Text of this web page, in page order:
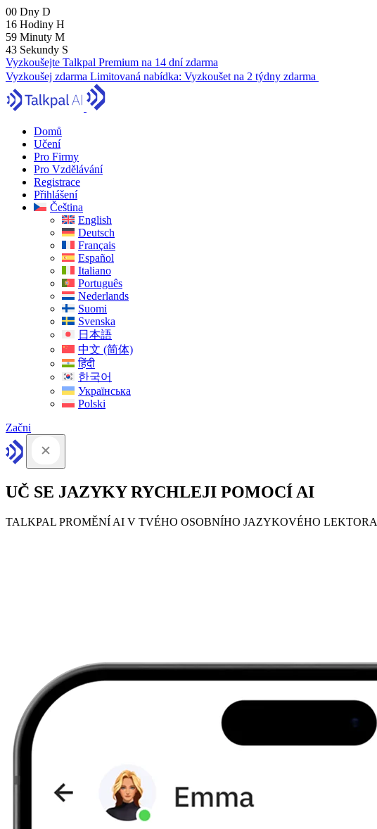
00 Dny D
16 Hodiny H
59 Minuty M
42 Sekundy S
Vyzkoušejte Talkpal Premium na 14 dní zdarma
Vyzkoušej zdarma Limitovaná nabídka: Vyzkoušet na 2 týdny zdarma
Domů
Učení
Pro Firmy
Pro Vzdělávání
Registrace
Přihlášení
Čeština
English
Deutsch
Français
Español
Italiano
Português
Nederlands
Suomi
Svenska
日本語
中文 (简体)
हिंदी
한국어
Українська
Polski
Začni
UČ SE JAZYKY RYCHLEJI POMOCÍ AI
TALKPAL PROMĚNÍ AI V TVÉHO OSOBNÍHO JAZYKOVÉHO LEKTORA